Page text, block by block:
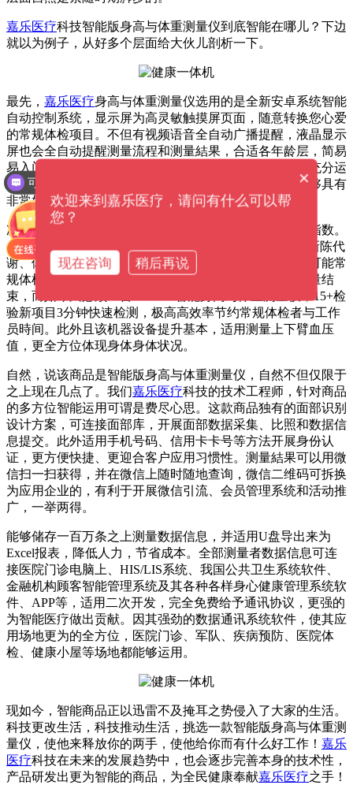
嘉乐医疗科技智能版身高与体重测量仪到底智能在哪儿？下边
就以为例子，从好多个层面给大伙儿剖析一下。
最先， 嘉乐医疗身高与体重测量仪选用的是全新安卓系统智能
自动控制系统，显示屏为高灵敏触摸屏页面，随意转换您心爱
的常规体检项目。不但有视频语音全自动广播提醒，液晶显示
屏也会全自动提醒测量流程和测量結果，合适各年龄层，简易
易入门。自然在关机状况下，我们的超大型显示器还要充分运
用功效哦，用于播放视频组织的视频宣传片或照片，能够具有
非常好的宣传策划功效，正可谓是一机两用。
次之，这款身高与体重测量仪可一次性测量约15项健康指数。
包括身高、体重、BMI、血压值、心跳、体脂肪率量、新陈代
谢、体脂肪率、蛋白等。以前传统式的测量方法，很有可能常
规体检者必须历经很多部门，瞎折腾一天時间才可以测量结
束，而如今只必须一台SH-V10智能身高与体重测量仪，15+检
验新项目3分钟快速检测，极高高效率节约常规体检者与工作
员時间。此外且该机器设备提升基本，适用测量上下臂血压
值，更全方位体现身体身体状况。
自然，说该商品是智能版身高与体重测量仪，自然不但仅限于
之上现在几点了。我们嘉乐医疗科技的技术工程师，针对商品
的多方位智能运用可谓是费尽心思。这款商品独有的面部识别
设计方案，可连接面部库，开展面部数据采集、比照和数据信
息提交。此外适用手机号码、信用卡卡号等方法开展身份认
证，更方便快捷、更迎合客户应用习惯性。测量結果可以用微
信扫一扫获得，并在微信上随时随地查询，微信二维码可拆换
为应用企业的，有利于开展微信引流、会员管理系统和活动推
广，一举两得。
能够储存一百万条之上测量数据信息，并适用U盘导出来为
Excel报表，降低人力，节省成本。全部测量者数据信息可连
接医院门诊电脑上、HIS/LIS系统、我国公共卫生系统软件、
金融机构顾客智能管理系统及其各种各样身心健康管理系统软
件、APP等，适用二次开发，完全免费给予通讯协议，更强的
为智能医疗做出贡献。因其强劲的数据通讯系统软件，使其应
用场地更为的全方位，医院门诊、军队、疾病预防、医院体
检、健康小屋等场地都能够运用。
现如今，智能商品正以迅雷不及掩耳之势侵入了大家的生活。
科技更改生活，科技推动生活，挑选一款智能版身高与体重测
量仪，使他来释放你的两手，使他给你而有什么好工作！ 嘉乐
医疗科技在未来的发展趋势中，也会逐步完善本身的技术性，
产品研发出更为智能的商品，为全民健康奉献嘉乐医疗之手！
可以提供解决方案吗？
×
欢迎来到嘉乐医疗，请问有什么可以帮
您？
现在咨询 稍后再说